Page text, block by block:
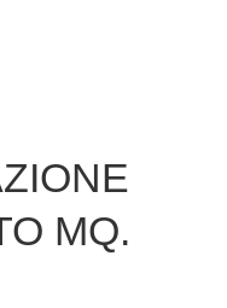
MQ.